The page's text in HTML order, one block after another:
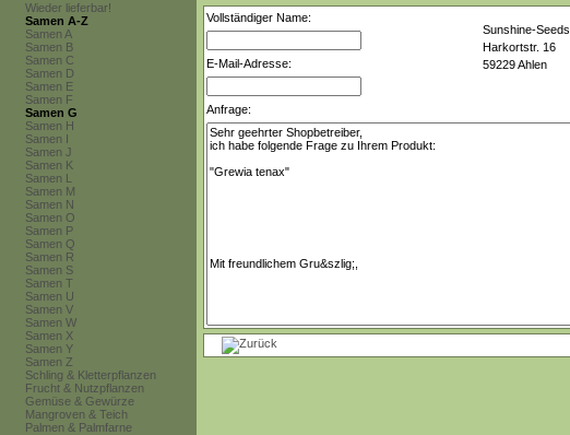
Wieder lieferbar!
Samen A-Z
Samen A
Samen B
Samen C
Samen D
Samen E
Samen F
Samen G
Samen H
Samen I
Samen J
Samen K
Samen L
Samen M
Samen N
Samen O
Samen P
Samen Q
Samen R
Samen S
Samen T
Samen U
Samen V
Samen W
Samen X
Samen Y
Samen Z
Schling & Kletterpflanzen
Frucht & Nutzpflanzen
Gemüse & Gewürze
Mangroven & Teich
Palmen & Palmfarne
Vollständiger Name:
Sunshine-Seeds
Harkortstr. 16
59229 Ahlen
E-Mail-Adresse:
Anfrage: